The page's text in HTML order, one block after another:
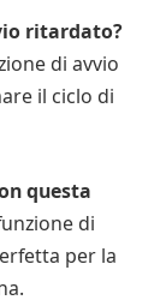
ritardato?
di avvio
il ciclo di
questa
di
per la